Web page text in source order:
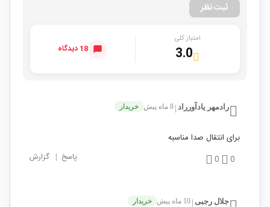
ثبت نظر
امتیاز کلی
3.0 18 دیدگاه
رادمهر یادآورراد 8 ماه پیش خریدار
برای انتقال صدا مناسبه
0
0 پاسخ | گزارش
جلال رجبی 10 ماه پیش خریدار